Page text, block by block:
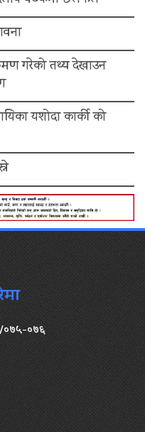
गरेको तथ्य देखाउन
यशोदा कार्की को
०७५-०७६